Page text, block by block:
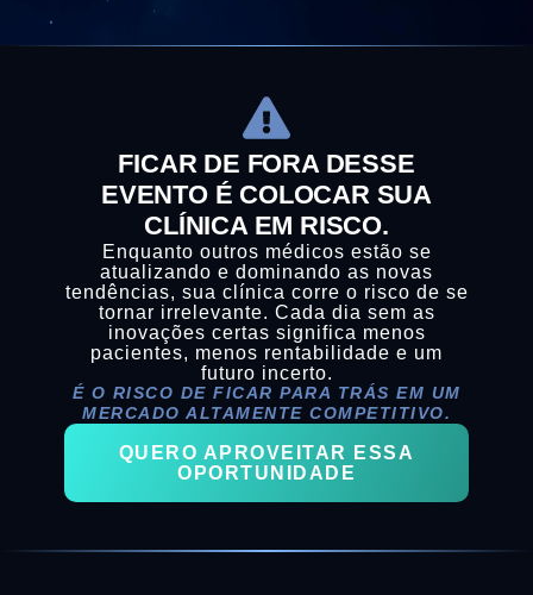
FICAR DE FORA DESSE
EVENTO É COLOCAR SUA
CLÍNICA EM RISCO.
Enquanto outros médicos estão se
atualizando e dominando as novas
tendências, sua clínica corre o risco de se
tornar irrelevante. Cada dia sem as
inovações certas significa menos
pacientes, menos rentabilidade e um
futuro incerto.
É O RISCO DE FICAR PARA TRÁS EM UM
MERCADO ALTAMENTE COMPETITIVO.
QUERO APROVEITAR ESSA
OPORTUNIDADE